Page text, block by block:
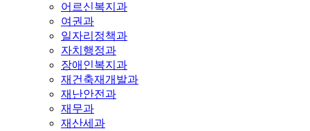
어르신복지과
여권과
일자리정책과
자치행정과
장애인복지과
재건축재개발과
재난안전과
재무과
재산세과